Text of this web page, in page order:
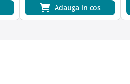
Adauga in cos